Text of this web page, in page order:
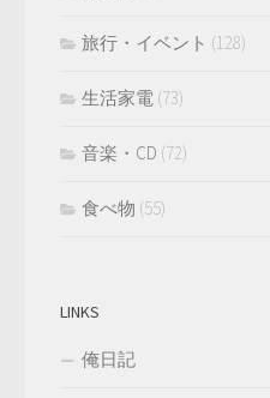
旅行・イベント (128)
生活家電 (73)
音楽・CD (72)
食べ物 (55)
LINKS
俺日記